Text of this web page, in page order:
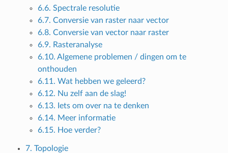
6.6. Spectrale resolutie
6.7. Conversie van raster naar vector
6.8. Conversie van vector naar raster
6.9. Rasteranalyse
6.10. Algemene problemen / dingen om te
onthouden
6.11. Wat hebben we geleerd?
6.12. Nu zelf aan de slag!
6.13. Iets om over na te denken
6.14. Meer informatie
6.15. Hoe verder?
7. Topologie